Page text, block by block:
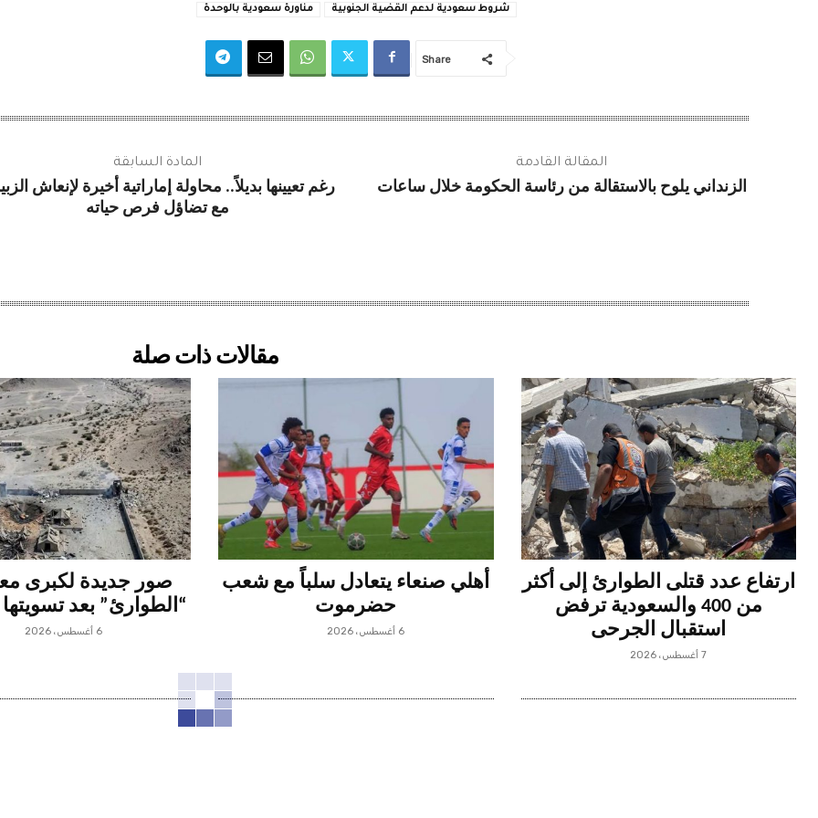
شروط سعودية لدعم القضية الجنوبية مناورة سعودية بالوحدة
Share
المادة السابقة
رغم تعيينها بديلاً.. محاولة إماراتية أخيرة لإنعاش
مع تضاؤل فرص حياته
المقالة القادمة
الزنداني يلوح بالاستقالة من رئاسة الحكومة خلال ساعات
مقالات ذات صلة
ارتفاع عدد قتلى الطوارئ إلى أكثر
من 400 والسعودية ترفض
استقبال الجرحى
7 أغسطس، 2026
أهلي صنعاء يتعادل سلباً مع شعب
حضرموت
6 أغسطس، 2026
صور جديدة لكبرى
“الطوارئ” بعد
6 أغسطس، 2026